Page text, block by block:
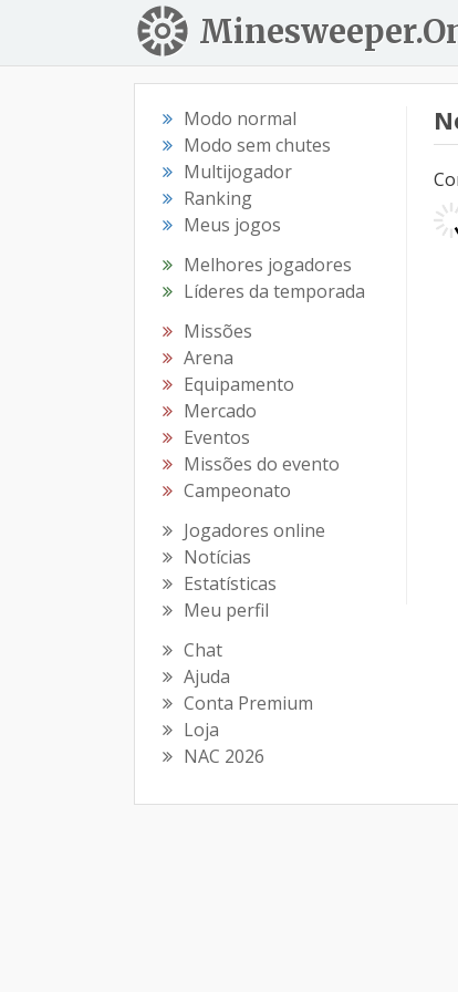
Modo normal
Modo sem chutes
Multijogador
Ranking
Meus jogos
Melhores jogadores
Líderes da temporada
Missões
Arena
Equipamento
Mercado
Eventos
Missões do evento
Campeonato
Jogadores online
Notícias
Estatísticas
Meu perfil
Chat
Ajuda
Conta Premium
Loja
NAC 2026